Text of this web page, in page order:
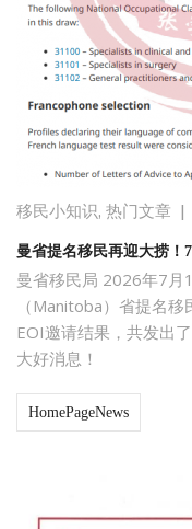
移民小知识, 热门文章 |
曼省提名移民再迎大捞！
曼省移民局 2026年7月
（Manitoba）省提名
EOI邀请结果，共发出
大好消息！
HomePageNews